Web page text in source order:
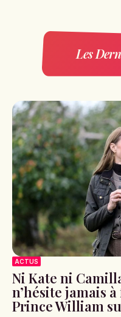
Les
ACTUS
Ni Kate ni
n’hésite jamais
Prince William